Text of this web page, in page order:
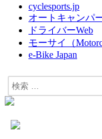
cyclesports.jp
オートキャンパ
ドライバーWeb
モーサイ（
e-Bike Japan